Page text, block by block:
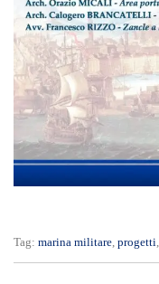
Tag: marina militare, progetti,